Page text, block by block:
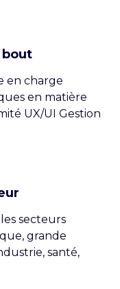
bout
en charge
en matière
UX/UI Gestion
secteurs
grande
santé,